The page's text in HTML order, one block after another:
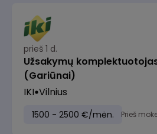
prieš 1 d.
Užsakymų
(Gariūnai)
IKI Vilnius
1500 - 2500 €/mėn. Prieš